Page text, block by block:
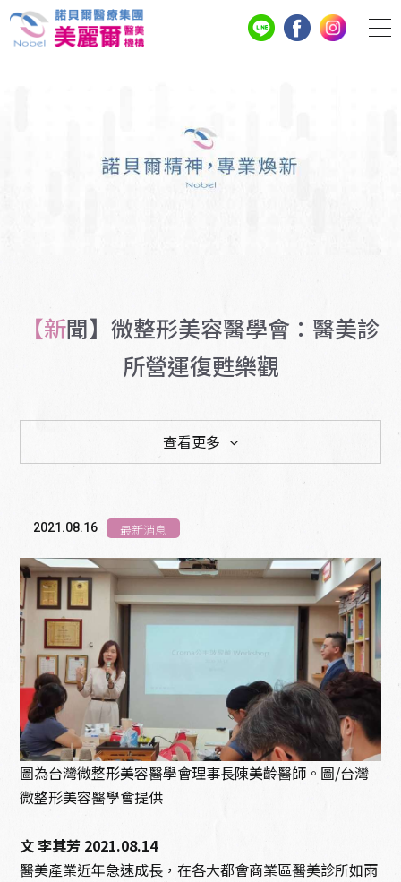
【新聞】微整形美容醫學會：醫美診
所營運復甦樂觀
查看更多
2021.08.16 最新消息
圖為台灣微整形美容醫學會理事長陳美齡醫師。圖/台灣
微整形美容醫學會提供
文 李其芳 2021.08.14
醫美產業近年急速成長，在各大都會商業區醫美診所如雨